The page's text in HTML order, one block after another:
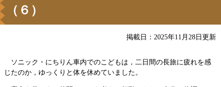
（６）
掲載日：2025年11月28日更新
ソニック・にちりん車内でのこどもは，二日間の長旅に疲れを感
じたのか，ゆっくりと体を休めていました。